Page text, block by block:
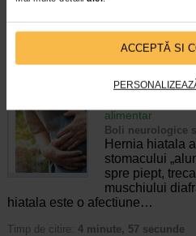
ACCEPTĂ SI
cronica,
digestiv. Poate
acestuia, de la
Crohn afecteaza digestia.
alimentar
Boli neurologice
Hernia hiatala
stomacului
spre piept,
muschiului
hiatala este o afectiune…
Timp de citire: 4 minute, 57 secunde